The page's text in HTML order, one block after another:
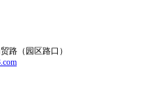
贸路（园区路口）